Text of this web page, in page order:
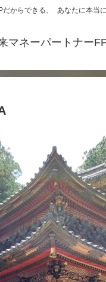
だからできる、 あなたに本当
マネーパートナー